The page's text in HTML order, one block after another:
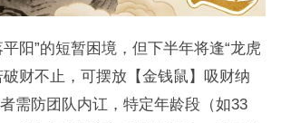
阳”的短暂困境，但下半年将逢“龙虎
破财不止，可摆放【金钱鼠】吸财纳
需防团队内讧，特定年龄段（如33